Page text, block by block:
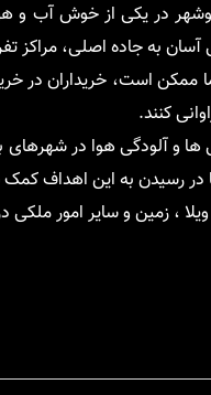
به جاده اصلی، مراکز
ممکن است، خریداران در
کنند.
ها و آلودگی هوا در
، زمین و سایر امور ملکی